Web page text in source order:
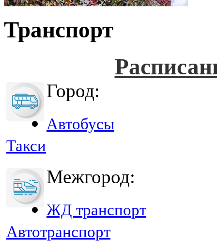
Транспорт
Город:
Автобусы
Такси
Межгород:
ЖД транспорт
Автотранспорт